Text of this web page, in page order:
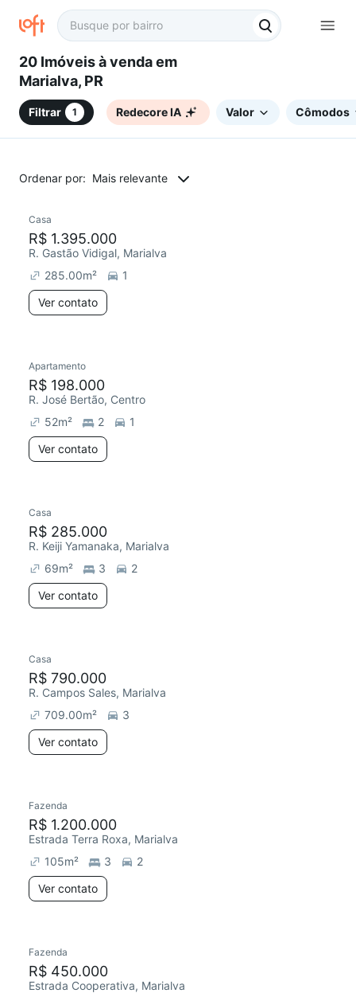
20 Imóveis à venda em
Marialva, PR
Filtrar 1 Redecore IA Valor Cômodos
Ordenar por: Mais relevante
Casa
R$ 1.395.000
R. Gastão Vidigal, Marialva
285.00m²
1
Ver contato
Redecorar
Apartamento
R$ 198.000
R. José Bertão, Centro
52m² 2
1
Ver contato
Casa
R$ 285.000
R. Keiji Yamanaka, Marialva
69m² 3
2
Ver contato
Casa
R$ 790.000
R. Campos Sales, Marialva
709.00m²
3
Ver contato
Fazenda
R$ 1.200.000
Estrada Terra Roxa, Marialva
105m² 3
2
Ver contato
Fazenda
R$ 450.000
Estrada Cooperativa, Marialva